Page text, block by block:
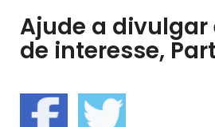
Ajude a divulgar
de interesse,